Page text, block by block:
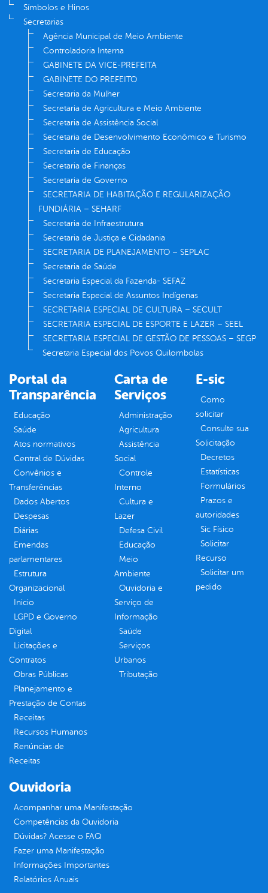
Símbolos e Hinos
Secretarias
Agência Municipal de Meio Ambiente
Controladoria Interna
GABINETE DA VICE-PREFEITA
GABINETE DO PREFEITO
Secretaria da Mulher
Secretaria de Agricultura e Meio Ambiente
Secretaria de Assistência Social
Secretaria de Desenvolvimento Econômico e Turismo
Secretaria de Educação
Secretaria de Finanças
Secretaria de Governo
SECRETARIA DE HABITAÇÃO E REGULARIZAÇÃO
FUNDIÁRIA – SEHARF
Secretaria de Infraestrutura
Secretaria de Justiça e Cidadania
SECRETARIA DE PLANEJAMENTO – SEPLAC
Secretaria de Saúde
Secretaria Especial da Fazenda- SEFAZ
Secretaria Especial de Assuntos Indígenas
SECRETARIA ESPECIAL DE CULTURA – SECULT
SECRETARIA ESPECIAL DE ESPORTE E LAZER – SEEL
SECRETARIA ESPECIAL DE GESTÃO DE PESSOAS – SEGP
Secretaria Especial dos Povos Quilombolas
Portal da
Transparência
Educação
Saúde
Atos normativos
Central de Dúvidas
Convênios e
Transferências
Dados Abertos
Despesas
Diárias
Emendas
parlamentares
Estrutura
Organizacional
Inicio
LGPD e Governo
Digital
Licitações e
Contratos
Obras Públicas
Planejamento e
Prestação de Contas
Receitas
Recursos Humanos
Renúncias de
Receitas
Carta de
Serviços
Administração
Agricultura
Assistência
Social
Controle
Interno
Cultura e
Lazer
Defesa Civil
Educação
Meio
Ambiente
Ouvidoria e
Serviço de
Informação
Saúde
Serviços
Urbanos
Tributação
E-sic
Como
solicitar
Consulte sua
Solicitação
Decretos
Estatísticas
Formulários
Prazos e
autoridades
Sic Físico
Solicitar
Recurso
Solicitar um
pedido
Ouvidoria
Acompanhar uma Manifestação
Competências da Ouvidoria
Dúvidas? Acesse o FAQ
Fazer uma Manifestação
Informações Importantes
Relatórios Anuais